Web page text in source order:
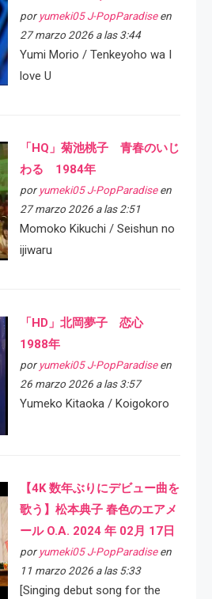
por yumeki05 J-PopParadiseen
27 marzo 2026 a las 3:44
Yumi Morio / Tenkeyoho wa I
love U
「HQ」菊池桃子 青春のいじ
わる 1984年
por yumeki05 J-PopParadiseen
27 marzo 2026 a las 2:51
Momoko Kikuchi / Seishun no
ijiwaru
「HD」北岡夢子 恋心
1988年
por yumeki05 J-PopParadiseen
26 marzo 2026 a las 3:57
Yumeko Kitaoka / Koigokoro
【4K 数年ぶりにデビュー曲を
歌う】松本典子 春色のエアメ
ール O.A. 2024 年 02月 17日
por yumeki05 J-PopParadiseen
11 marzo 2026 a las 5:33
[Singing debut song for the